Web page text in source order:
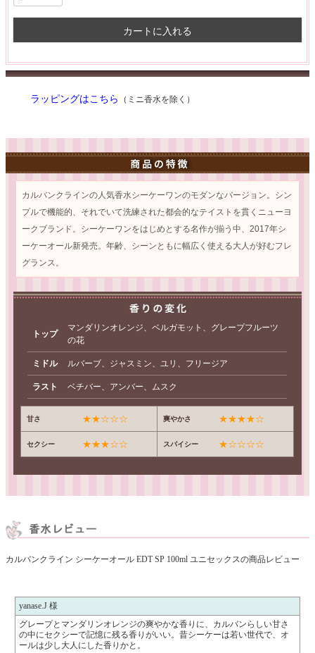
カートに入れる
ラッピングはこちら （ミニ香水を除く）
カルバンクラインの人気香水シーケーワンのモダンなバージョン。シン
プルで機能的、それでいて洗練された都会的なテイストを貫くニューヨ
ークブランド。シーケーワンをはじめとする名作が揃う中、2017年シ
ーケーオール新発売。年齢、シーンともに幅広く使える大人が好むフレ
グランス。
トップ
マンダリンオレンジ、ベルガモット、グレープフルーツ
の花
ミドル ルバーブ、ジャスミン、ユリ、フリージア
ラスト ベチバー、アンバー、ムスク
甘さ ★★☆☆☆ 爽やかさ ★★★★☆
セクシー ★★★☆☆ スパイシー ★☆☆☆☆
カルバンクライン シーケーオール EDT SP 100ml ユニセックスの商品レビュー
yanase.J 様
グレープとマンダリンオレンジの爽やかな香りに、カルバンらしい甘さ
の中にセクシーで記憶に残る香りがいい。昔シーケーは若い世代で、オ
ールは少し大人にした香りかと。